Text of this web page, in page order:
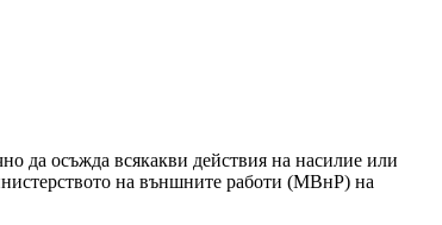
да осъжда всякакви действия на насилие или
на външните работи (МВнР) на